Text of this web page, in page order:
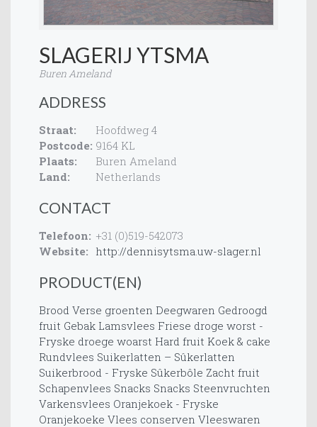
SLAGERIJ YTSMA
Buren Ameland
ADDRESS
Straat:
Hoofdweg 4
Postcode: 9164 KL
Plaats:
Buren Ameland
Land:
Netherlands
CONTACT
Telefoon: +31 (0)519-542073
Website: http://dennisytsma.uw-slager.nl
PRODUCT(EN)
Brood Verse groenten Deegwaren Gedroogd
fruit Gebak Lamsvlees Friese droge worst -
Fryske droege woarst Hard fruit Koek & cake
Rundvlees Suikerlatten – Sûkerlatten
Suikerbrood - Fryske Sûkerbôle Zacht fruit
Schapenvlees Snacks Snacks Steenvruchten
Varkensvlees Oranjekoek - Fryske
Oranjekoeke Vlees conserven Vleeswaren